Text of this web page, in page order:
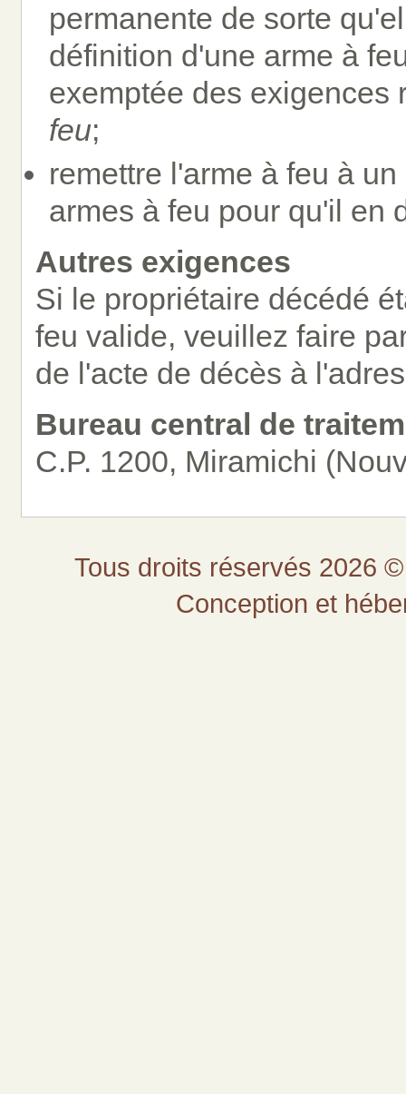
permanente de sorte
définition d'une arme à
exemptée des exigences
feu;
remettre l'arme à feu à
armes à feu pour qu'il en
Autres exigences
Si le propriétaire décédé
feu valide, veuillez faire
de l'acte de décès à
Bureau central de
C.P. 1200, Miramichi
Tous droits réservés 2026
Conception et